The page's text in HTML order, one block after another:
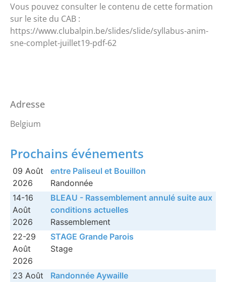
Vous pouvez consulter le contenu de cette formation
sur le site du CAB :
https://www.clubalpin.be/slides/slide/syllabus-anim-
sne-complet-juillet19-pdf-62
Adresse
Belgium
Prochains événements
09 Août
2026
entre Paliseul et Bouillon
Randonnée
14-16
Août
2026
BLEAU - Rassemblement annulé suite aux
conditions actuelles
Rassemblement
22-29
Août
2026
STAGE Grande Parois
Stage
23 Août
Randonnée Aywaille